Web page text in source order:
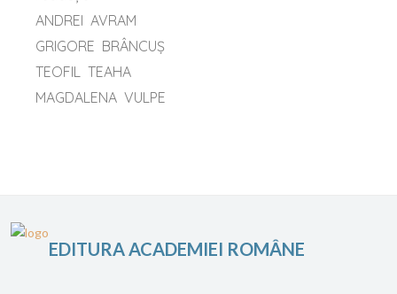
ANDREI AVRAM
GRIGORE BRÂNCUŞ
TEOFIL TEAHA
MAGDALENA VULPE
EDITURA ACADEMIEI ROMÂNE